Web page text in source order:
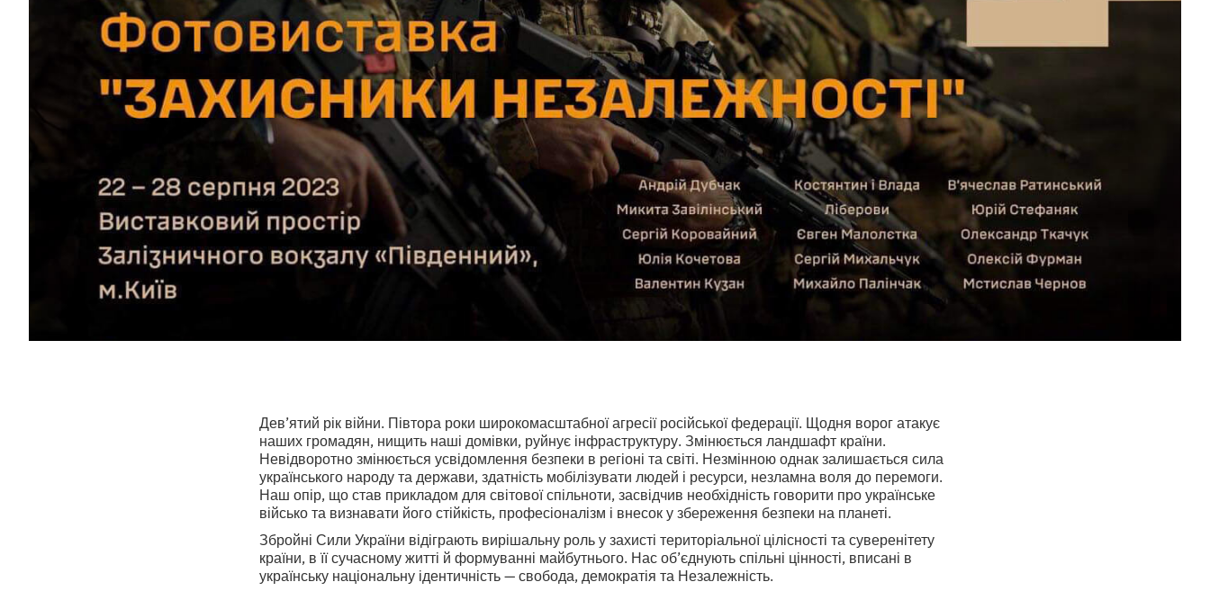
Дев’ятий рік війни. Півтора роки широкомасштабної агресії російської федерації. Щодня ворог атакує
наших громадян, нищить наші домівки, руйнує інфраструктуру. Змінюється ландшафт країни.
Невідворотно змінюється усвідомлення безпеки в регіоні та світі. Незмінною однак залишається сила
українського народу та держави, здатність мобілізувати людей і ресурси, незламна воля до перемоги.
Наш опір, що став прикладом для світової спільноти, засвідчив необхідність говорити про українське
військо та визнавати його стійкість, професіоналізм і внесок у збереження безпеки на планеті.
Збройні Сили України відіграють вирішальну роль у захисті територіальної цілісності та суверенітету
країни, в її сучасному житті й формуванні майбутнього. Нас об’єднують спільні цінності, вписані в
українську національну ідентичність — свобода, демократія та Незалежність.